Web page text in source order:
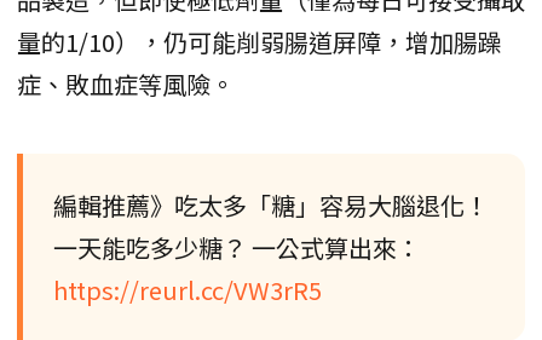
量的1/10），仍可能削弱腸道屏障，增加腸躁
症、敗血症等風險。
編輯推薦》吃太多「糖」容易大腦退化！
一天能吃多少糖？ 一公式算出來：
https://reurl.cc/VW3rR5